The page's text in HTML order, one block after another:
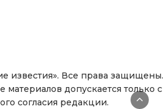
известия». Все права защищены.
допускается только с
согласия редакции.